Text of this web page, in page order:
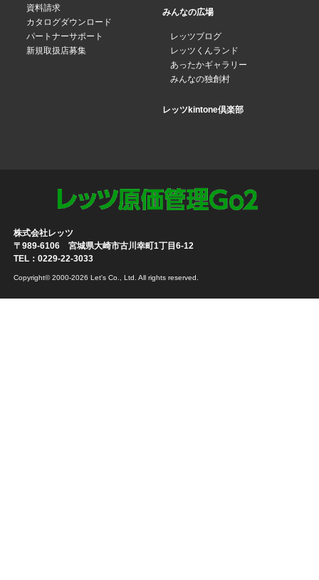
資料請求
カタログダウンロード
パートナーサポート
新規取扱店募集
みんなの広場
レッツブログ
レッツくんランド
あったかギャラリー
みんなの独創村
レッツkintone倶楽部
株式会社レッツ
〒989-6106 宮城県大崎市古川幸町1丁目6-12
TEL：0229-22-3033
Copyright© 2000-2026 Let's Co., Ltd. All rights reserved.